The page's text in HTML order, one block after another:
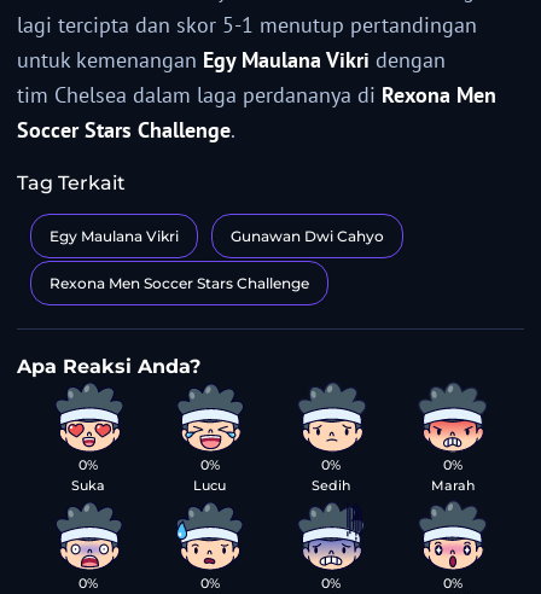
lagi tercipta dan skor 5-1 menutup pertandingan
untuk kemenangan Egy Maulana Vikri dengan
tim Chelsea dalam laga perdananya di Rexona Men
Soccer Stars Challenge.
Tag Terkait
Egy Maulana Vikri Gunawan Dwi Cahyo
Rexona Men Soccer Stars Challenge
0%
Suka
0%
Lucu
0%
Sedih
0%
Marah
0%
0%
0%
0%